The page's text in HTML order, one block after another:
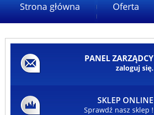
Strona główna Oferta
PANEL ZARZĄDCY
zaloguj się.
SKLEP ONLINE
Sprawdź nasz sklep !